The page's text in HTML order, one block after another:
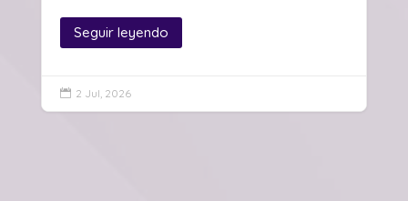
Seguir leyendo
 2 Jul, 2026